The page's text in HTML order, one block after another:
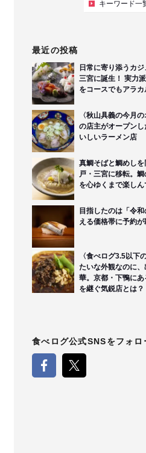
キーワード一
最近の投稿
日常に寄り添うカ
三宮に誕生！ 実力
をコースでもアラ
〈秋山具義の今月
の店主がオープン
いしいラーメン店
真鯛そばと鯛めし
戸・三宮に移転。
を心ゆくまで楽しん
目指したのは「令
える価格帯に予約が
〈食べログ3.5以下
たいな外観なのに
華。京都・下鴨に
を継ぐ気鋭店とは？
食べログ公式SNSをフォロ